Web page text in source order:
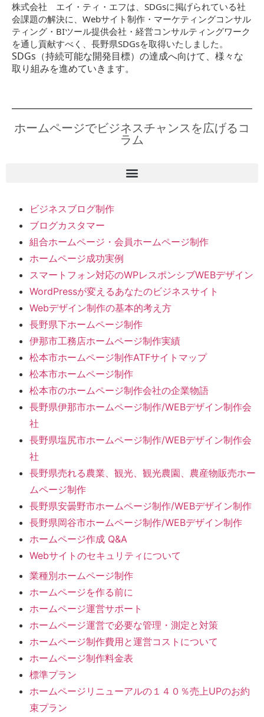
株式会社 エイ・ティ・エフは、SDGsに掲げられている社
会課題の解決に、Webサイト制作・マーケティングコンサル
ティング・BIツール提供会社・経営コンサルティングワーク
を通し貢献すべく、長野県SDGsを取得いたしました。
SDGs（持続可能な開発目標）の達成へ向けて、様々な
取り組みを進めていきます。
ホームページでビジネスチャンスを広げるコ
ラム
ビジネスブログ制作
ブログカスタマー
組合ホームページ・会員ホームページ制作
ホームページ成功実例
スマートフォン対応のWPレスポンシブWEBデザイン
WordPressが変えるあなたのビジネスサイト
Webデザイン制作の基本的考え方
長野県下ホームページ制作
伊那市工務店ホームページ制作実績
松本市ホームページ制作ATFサイトマップ
松本市ホームページ制作
松本市のホームページ制作会社の企業物語
長野県伊那市ホームページ制作/WEBデザイン制作会
社
長野県塩尻市ホームページ制作/WEBデザイン制作会
社
長野県売れる農業、観光、観光農園、農産物販売ホー
ムページ制作
長野県安曇野市ホームページ制作/WEBデザイン制作
長野県岡谷市ホームページ制作/WEBデザイン制作
ホームページ作成 Q&A
Webサイトのセキュリティについて
業種別ホームページ制作
ホームページを作る前に
ホームページ運営サポート
ホームページ運営で必要な管理・測定と対策
ホームページ制作費用と運営コストについて
ホームページ制作料金表
標準プラン
ホームページリニューアルの１４０％売上UPのお約
束プラン